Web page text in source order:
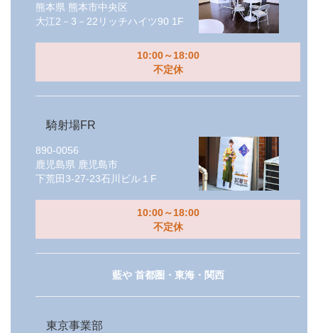
熊本県 熊本市中央区
大江2－3－22リッチハイツ90 1F
10:00～18:00
不定休
騎射場FR
890-0056
鹿児島県 鹿児島市
下荒田3-27-23石川ビル１F
10:00～18:00
不定休
藍や 首都圏・東海・関西
東京事業部